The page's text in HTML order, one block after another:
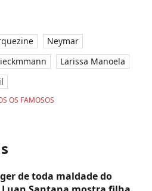
Neymar
Larissa Manoela
OS FAMOSOS
de toda maldade do